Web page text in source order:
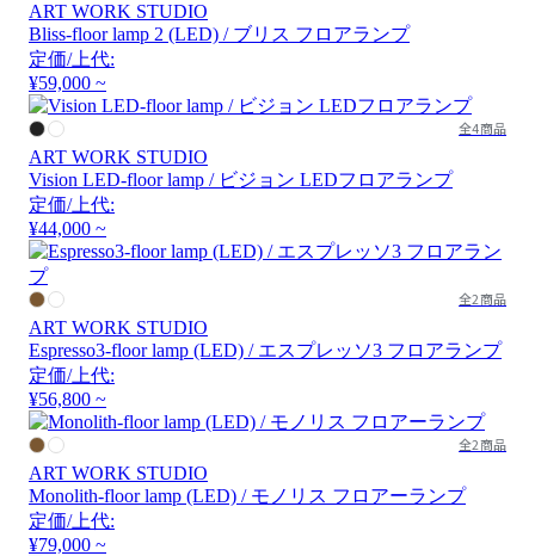
ART WORK STUDIO
Bliss-floor lamp 2 (LED) / ブリス フロアランプ
定価/上代:
¥59,000 ~
全4商品
ART WORK STUDIO
Vision LED-floor lamp / ビジョン LEDフロアランプ
定価/上代:
¥44,000 ~
全2商品
ART WORK STUDIO
Espresso3-floor lamp (LED) / エスプレッソ3 フロアランプ
定価/上代:
¥56,800 ~
全2商品
ART WORK STUDIO
Monolith-floor lamp (LED) / モノリス フロアーランプ
定価/上代:
¥79,000 ~